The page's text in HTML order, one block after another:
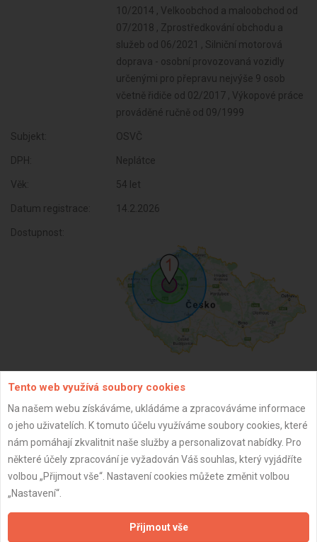
10/2014 , Velkoobchod a maloobchod od
07/2018 , Zprostředkování obchodu a
služeb od 06/2021 , Silniční motorová
doprava - osobní provozovaná vozidly
určenými pro přepravu nejvýše 9 osob
včetně řidiče od 02/2017 , Výkopové práce
prováděné ručně od 09/1999
Subjekt: OSVČ
DPH: Neplátce
Věk: 54 let
Datum registrace: 14.2.2026
Dostupnost:
Aktualizováno z portálu ARES dne 14.02.2026 18:44:24
Důležité informace
Tento web využívá soubory cookies
Na našem webu získáváme, ukládáme a zpracováváme informace
o jeho uživatelích. K tomuto účelu využíváme soubory cookies, které
nám pomáhají zkvalitnit naše služby a personalizovat nabídky. Pro
některé účely zpracování je vyžadován Váš souhlas, který vyjádříte
volbou „Přijmout vše“. Nastavení cookies můžete změnit volbou
„Nastavení“.
Přijmout vše